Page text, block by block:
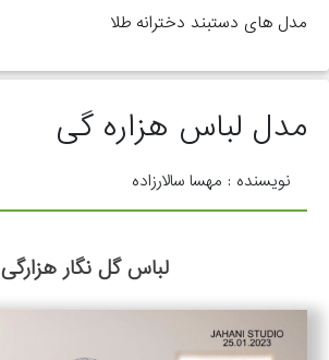
مدل های دستبند دخترانه طلا
مدل لباس هزاره گی
نویسنده : مهسا سالارزاده
لباس گل نگار هزارگی